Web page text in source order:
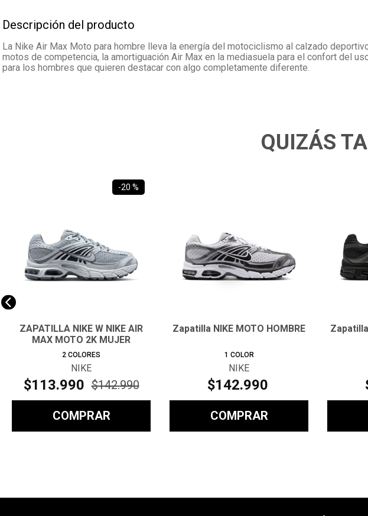
Descripción del producto
La Nike Air Max Moto para hombre lleva la energía del motociclismo al calzado
motos de competencia, la amortiguación Air Max en la mediasuela para el confort del
para los hombres que quieren destacar con algo completamente diferente.
QUIZÁS
-20 %
ZAPATILLA NIKE W NIKE AIR
MAX MOTO 2K MUJER
2 COLORES
NIKE
$113.990 $142.990
COMPRAR
Zapatilla NIKE MOTO HOMBRE
1 COLOR
NIKE
$142.990
COMPRAR